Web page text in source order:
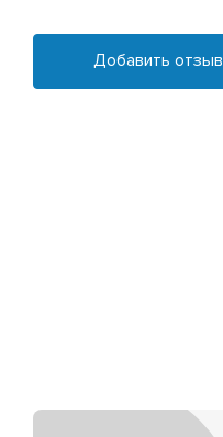
Добавить отзыв